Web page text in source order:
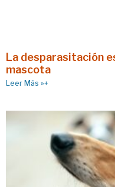
La desparasitación
mascota
Leer Más »+